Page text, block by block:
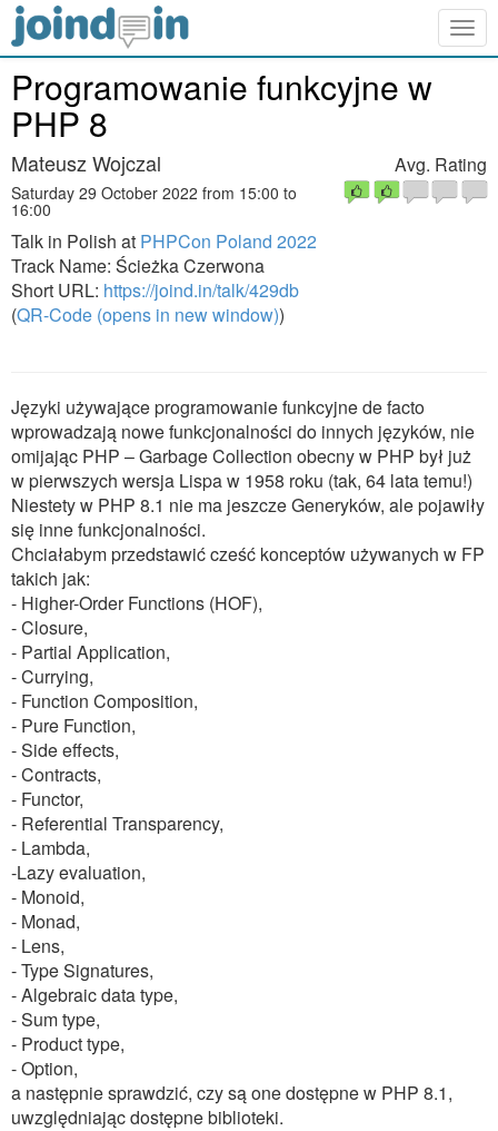
Programowanie funkcyjne w
PHP 8
Mateusz Wojczal
Saturday 29 October 2022 from 15:00 to
16:00
Talk in Polish at PHPCon Poland 2022
Track Name: Ścieżka Czerwona
Short URL: https://joind.in/talk/429db
(QR-Code (opens in new window))
Avg. Rating
Języki używające programowanie funkcyjne de facto
wprowadzają nowe funkcjonalności do innych języków, nie
omijając PHP – Garbage Collection obecny w PHP był już
w pierwszych wersja Lispa w 1958 roku (tak, 64 lata temu!)
Niestety w PHP 8.1 nie ma jeszcze Generyków, ale pojawiły
się inne funkcjonalności.
Chciałabym przedstawić cześć konceptów używanych w FP
takich jak:
- Higher-Order Functions (HOF),
- Closure,
- Partial Application,
- Currying,
- Function Composition,
- Pure Function,
- Side effects,
- Contracts,
- Functor,
- Referential Transparency,
- Lambda,
-Lazy evaluation,
- Monoid,
- Monad,
- Lens,
- Type Signatures,
- Algebraic data type,
- Sum type,
- Product type,
- Option,
a następnie sprawdzić, czy są one dostępne w PHP 8.1,
uwzględniając dostępne biblioteki.